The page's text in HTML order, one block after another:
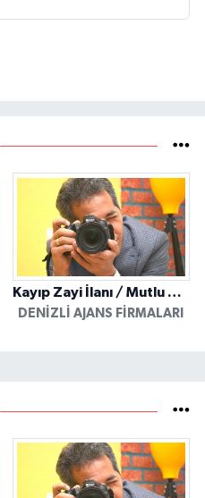
Kayıp Zayi İlanı / Mutlu Ajans / Denizli
DENIZLI AJANS FIRMALARI